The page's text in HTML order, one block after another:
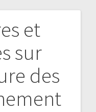
et
sur
des